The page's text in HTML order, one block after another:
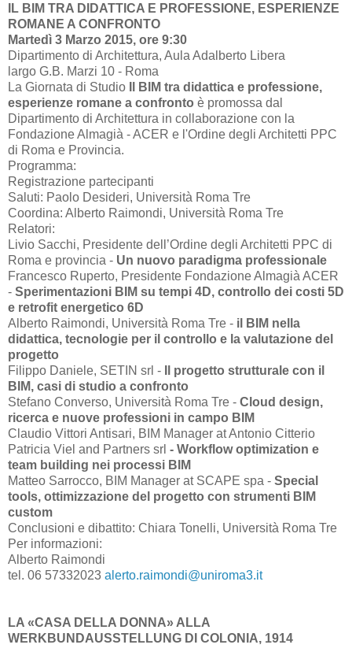
IL BIM TRA DIDATTICA E PROFESSIONE, ESPERIENZE
ROMANE A CONFRONTO
Martedì 3 Marzo 2015, ore 9:30
Dipartimento di Architettura, Aula Adalberto Libera
largo G.B. Marzi 10 - Roma
La Giornata di Studio
Il BIM tra didattica e professione,
esperienze romane a confronto è promossa dal
Dipartimento di Architettura in collaborazione con la
Fondazione Almagià - ACER e l'Ordine degli Architetti PPC
di Roma e Provincia.
Programma:
Registrazione partecipanti
Saluti: Paolo Desideri, Università Roma Tre
Coordina: Alberto Raimondi, Università Roma Tre
Relatori:
Livio Sacchi, Presidente dell’Ordine degli Architetti PPC di
Roma e provincia - Un nuovo paradigma professionale
Francesco Ruperto, Presidente Fondazione Almagià ACER
- Sperimentazioni BIM su tempi 4D, controllo dei costi 5D
e retrofit energetico 6D
Alberto Raimondi, Università Roma Tre - il BIM nella
didattica, tecnologie per il controllo e la valutazione del
progetto
Filippo Daniele, SETIN srl -
Il progetto strutturale con il
BIM, casi di studio a confronto
Stefano Converso, Università Roma Tre - Cloud design,
ricerca e nuove professioni in campo BIM
Claudio Vittori Antisari, BIM Manager at Antonio Citterio
Patricia Viel and Partners srl - Workflow optimization e
team building nei processi BIM
Matteo Sarrocco, BIM Manager at SCAPE spa - Special
tools, ottimizzazione del progetto con strumenti BIM
custom
Conclusioni e dibattito: Chiara Tonelli, Università Roma Tre
Per informazioni:
Alberto Raimondi
tel. 06 57332023 alerto.raimondi@uniroma3.it
LA «CASA DELLA DONNA» ALLA
WERKBUNDAUSSTELLUNG DI COLONIA, 1914